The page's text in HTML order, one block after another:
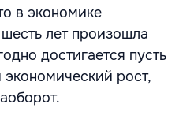
в экономике
лет произошла
достигается пусть
рост,